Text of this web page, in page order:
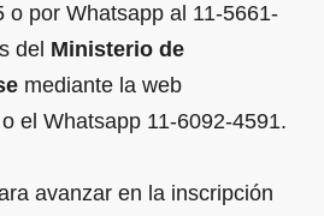
o por Whatsapp al 11-5661-
del Ministerio de
mediante la web
o el Whatsapp 11-6092-4591.
avanzar en la inscripción